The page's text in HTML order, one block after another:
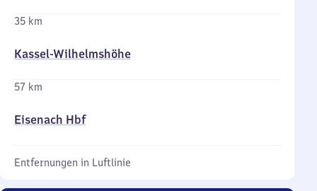
35 km
Kassel-Wilhelmshöhe
57 km
Eisenach Hbf
Entfernungen in Luftlinie